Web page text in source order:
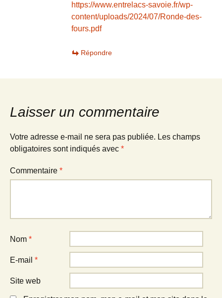
https://www.entrelacs-savoie.fr/wp-
content/uploads/2024/07/Ronde-des-
fours.pdf
Répondre
Laisser un commentaire
Votre adresse e-mail ne sera pas publiée. Les champs
obligatoires sont indiqués avec *
Commentaire *
Nom *
E-mail *
Site web